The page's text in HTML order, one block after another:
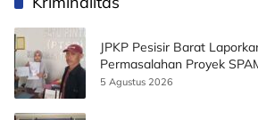
JPKP Pesisir Barat
Permasalahan Proyek
5 Agustus 2026